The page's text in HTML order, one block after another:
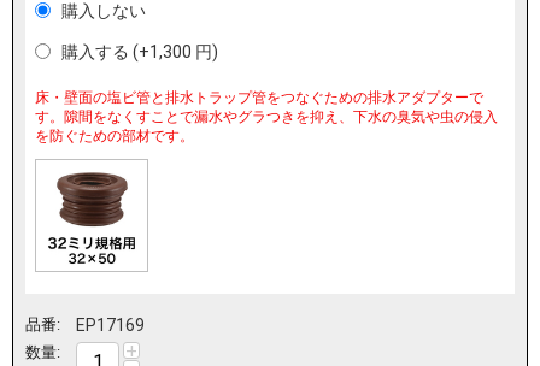
購入しない
購入する (+1,300 円)
床・壁面の塩ビ管と排水トラップ管をつなぐための排水アダプターで
す。隙間をなくすことで漏水やグラつきを抑え、下水の臭気や虫の侵入
を防ぐための部材です。
品番: EP17169
数量: +